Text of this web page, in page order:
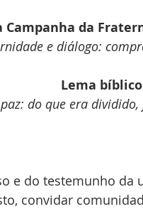
Campanha da
e diálogo:
Lema
do que era
e do testemunho da
convidar